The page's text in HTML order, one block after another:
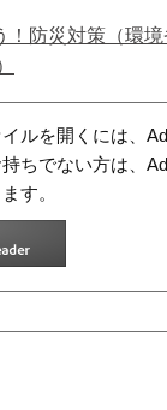
！防災対策（環
ルを開くには、
ちでない方は、
す。